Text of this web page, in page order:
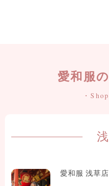
愛和服
・
愛和服 浅草